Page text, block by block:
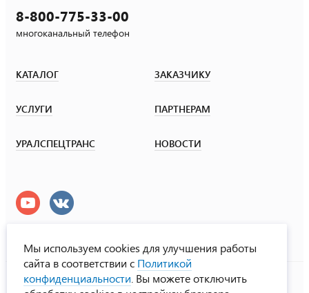
8-800-775-33-00
многоканальный телефон
КАТАЛОГ ЗАКАЗЧИКУ
УСЛУГИ ПАРТНЕРАМ
УРАЛСПЕЦТРАНС НОВОСТИ
УралСпецТранс
Мы используем cookies для улучшения работы
сайта в соответствии с Политикой
конфиденциальности . Вы можете отключить